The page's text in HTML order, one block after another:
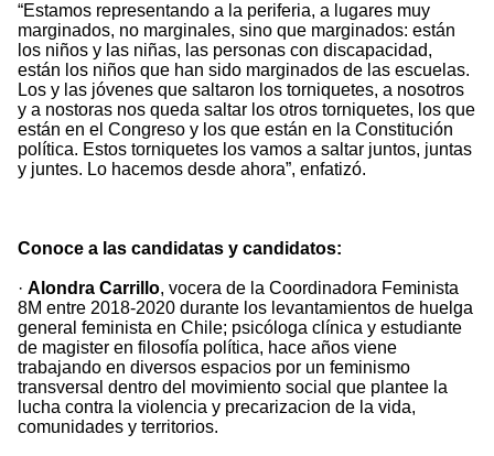
“Estamos representando a la periferia, a lugares muy
marginados, no marginales, sino que marginados: están
los niños y las niñas, las personas con discapacidad,
están los niños que han sido marginados de las escuelas.
Los y las jóvenes que saltaron los torniquetes, a nosotros
y a nostoras nos queda saltar los otros torniquetes, los que
están en el Congreso y los que están en la Constitución
política. Estos torniquetes los vamos a saltar juntos, juntas
y juntes. Lo hacemos desde ahora”, enfatizó.
Conoce a las candidatas y candidatos:
· Alondra Carrillo, vocera de la Coordinadora Feminista
8M entre 2018-2020 durante los levantamientos de huelga
general feminista en Chile; psicóloga clínica y estudiante
de magister en filosofía política, hace años viene
trabajando en diversos espacios por un feminismo
transversal dentro del movimiento social que plantee la
lucha contra la violencia y precarizacion de la vida,
comunidades y territorios.